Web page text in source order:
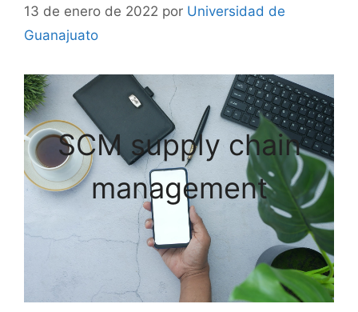
13 de enero de 2022 por Universidad de
Guanajuato
SCM supply chain
management